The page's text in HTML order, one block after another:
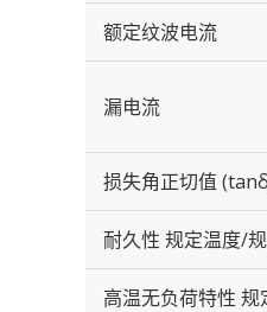
额定纹波电流
漏电流
损失角正切值
耐久性 规定温度/
高温无负荷特性